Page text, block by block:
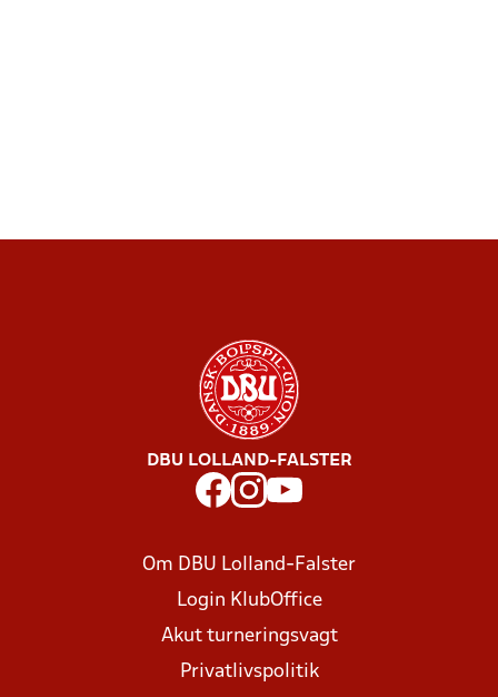
DBU LOLLAND-FALSTER
Om DBU Lolland-Falster
Login KlubOffice
Akut turneringsvagt
Privatlivspolitik